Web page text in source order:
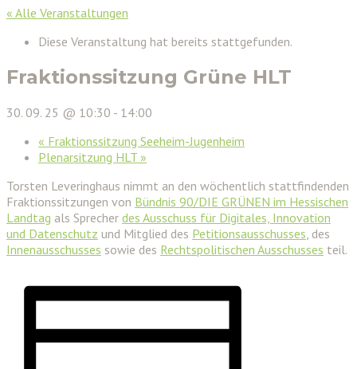
« Alle Veranstaltungen
Diese Veranstaltung hat bereits stattgefunden.
Fraktionssitzung Grüne HLT
30. 09. 25 @ 10:30 - 14:00
« Fraktionssitzung Seeheim-Jugenheim
Plenarsitzung HLT »
Torsten Leveringhaus nimmt an den wöchentlich stattfindenden
Fraktionssitzungen von Bündnis 90/DIE GRÜNEN im Hessischen
Landtag als Sprecher des Ausschuss für Digitales, Innovation
und Datenschutz und Mitglied des Petitionsausschusses , des
Innenausschusses sowie des Rechtspolitischen Ausschusses teil.